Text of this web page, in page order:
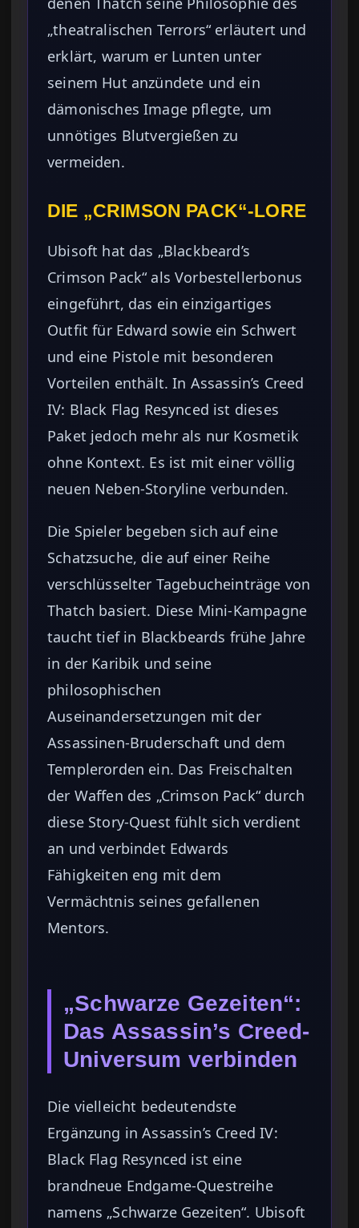
„theatralischen Terrors“ erläutert und
erklärt, warum er Lunten unter
seinem Hut anzündete und ein
dämonisches Image pflegte, um
unnötiges Blutvergießen zu
vermeiden.
DIE „CRIMSON PACK“-LORE
Ubisoft hat das „Blackbeard’s
Crimson Pack“ als Vorbestellerbonus
eingeführt, das ein einzigartiges
Outfit für Edward sowie ein Schwert
und eine Pistole mit besonderen
Vorteilen enthält. In Assassin’s Creed
IV: Black Flag Resynced ist dieses
Paket jedoch mehr als nur Kosmetik
ohne Kontext. Es ist mit einer völlig
neuen Neben-Storyline verbunden.
Die Spieler begeben sich auf eine
Schatzsuche, die auf einer Reihe
verschlüsselter Tagebucheinträge von
Thatch basiert. Diese Mini-Kampagne
taucht tief in Blackbeards frühe Jahre
in der Karibik und seine
philosophischen
Auseinandersetzungen mit der
Assassinen-Bruderschaft und dem
Templerorden ein. Das Freischalten
der Waffen des „Crimson Pack“ durch
diese Story-Quest fühlt sich verdient
an und verbindet Edwards
Fähigkeiten eng mit dem
Vermächtnis seines gefallenen
Mentors.
„Schwarze Gezeiten“:
Das Assassin’s Creed-
Universum verbinden
Die vielleicht bedeutendste
Ergänzung in Assassin’s Creed IV:
Black Flag Resynced ist eine
brandneue Endgame-Questreihe
namens „Schwarze Gezeiten“. Ubisoft